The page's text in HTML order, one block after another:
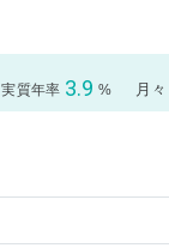
実質年率 3.9 % 月々